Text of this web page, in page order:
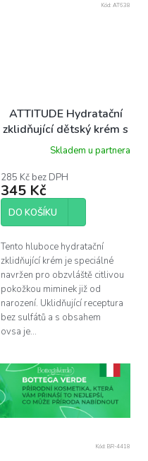
ATTITUDE Hydratační
zklidňující dětský krém s
ovsem pro citlivou
pokožku, 200ml
Skladem u partnera
285 Kč bez DPH
345 Kč
DO KOŠÍKU
Tento hluboce hydratační
zklidňující krém je speciálné
navržen pro obzvláště citlivou
pokožkou miminek již od
narození. Uklidňující receptura
bez sulfátů a s obsahem
ovsa je...
Kód: AT638
Kód: BR-4418